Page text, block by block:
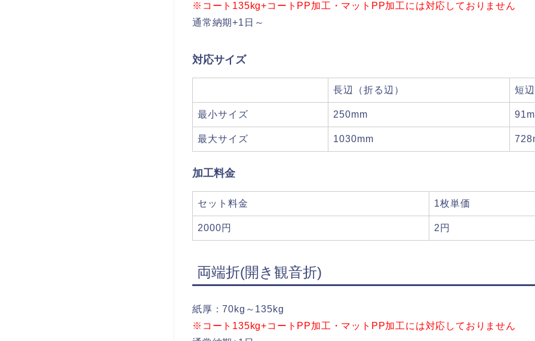
※コート135kg+コートPP加工・マットPP加工には対応しておりません
通常納期+1日～
対応サイズ
長辺（折る辺） 短辺
最小サイズ 250mm
最大サイズ 1030mm
加工料金
セット料金 1枚単価
2000円 2円
両端折(開き観音折)
紙厚：70kg～135kg
※コート135kg+コートPP加工・マットPP加工には対応しておりません